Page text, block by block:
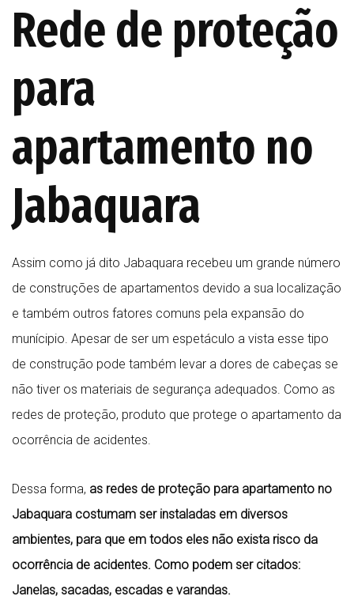
Rede de proteção
para
apartamento no
Jabaquara
Assim como já dito Jabaquara recebeu um grande número
de construções de apartamentos devido a sua localização
e também outros fatores comuns pela expansão do
munícipio. Apesar de ser um espetáculo a vista esse tipo
de construção pode também levar a dores de cabeças se
não tiver os materiais de segurança adequados. Como as
redes de proteção, produto que protege o apartamento da
ocorrência de acidentes.
Dessa forma, as redes de proteção para apartamento no
Jabaquara costumam ser instaladas em diversos
ambientes, para que em todos eles não exista risco da
ocorrência de acidentes. Como podem ser citados:
Janelas, sacadas, escadas e varandas.